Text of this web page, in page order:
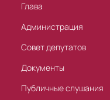
Глава
Администрация
Совет депутатов
Документы
Публичные слушания